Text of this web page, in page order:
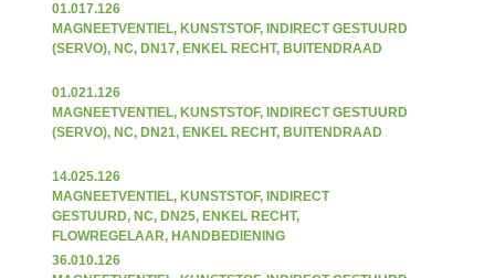
01.017.126
MAGNEETVENTIEL, KUNSTSTOF, INDIRECT GESTUURD
(SERVO), NC, DN17, ENKEL RECHT, BUITENDRAAD
01.021.126
MAGNEETVENTIEL, KUNSTSTOF, INDIRECT GESTUURD
(SERVO), NC, DN21, ENKEL RECHT, BUITENDRAAD
14.025.126
MAGNEETVENTIEL, KUNSTSTOF, INDIRECT
GESTUURD, NC, DN25, ENKEL RECHT,
FLOWREGELAAR, HANDBEDIENING
36.010.126